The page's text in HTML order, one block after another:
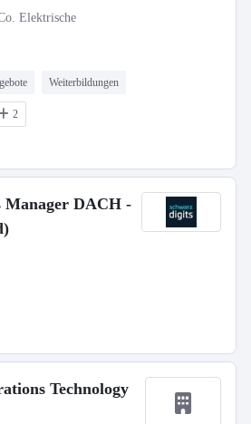
Elektrische
Weiterbildungen
2
Manager DACH -
Technology